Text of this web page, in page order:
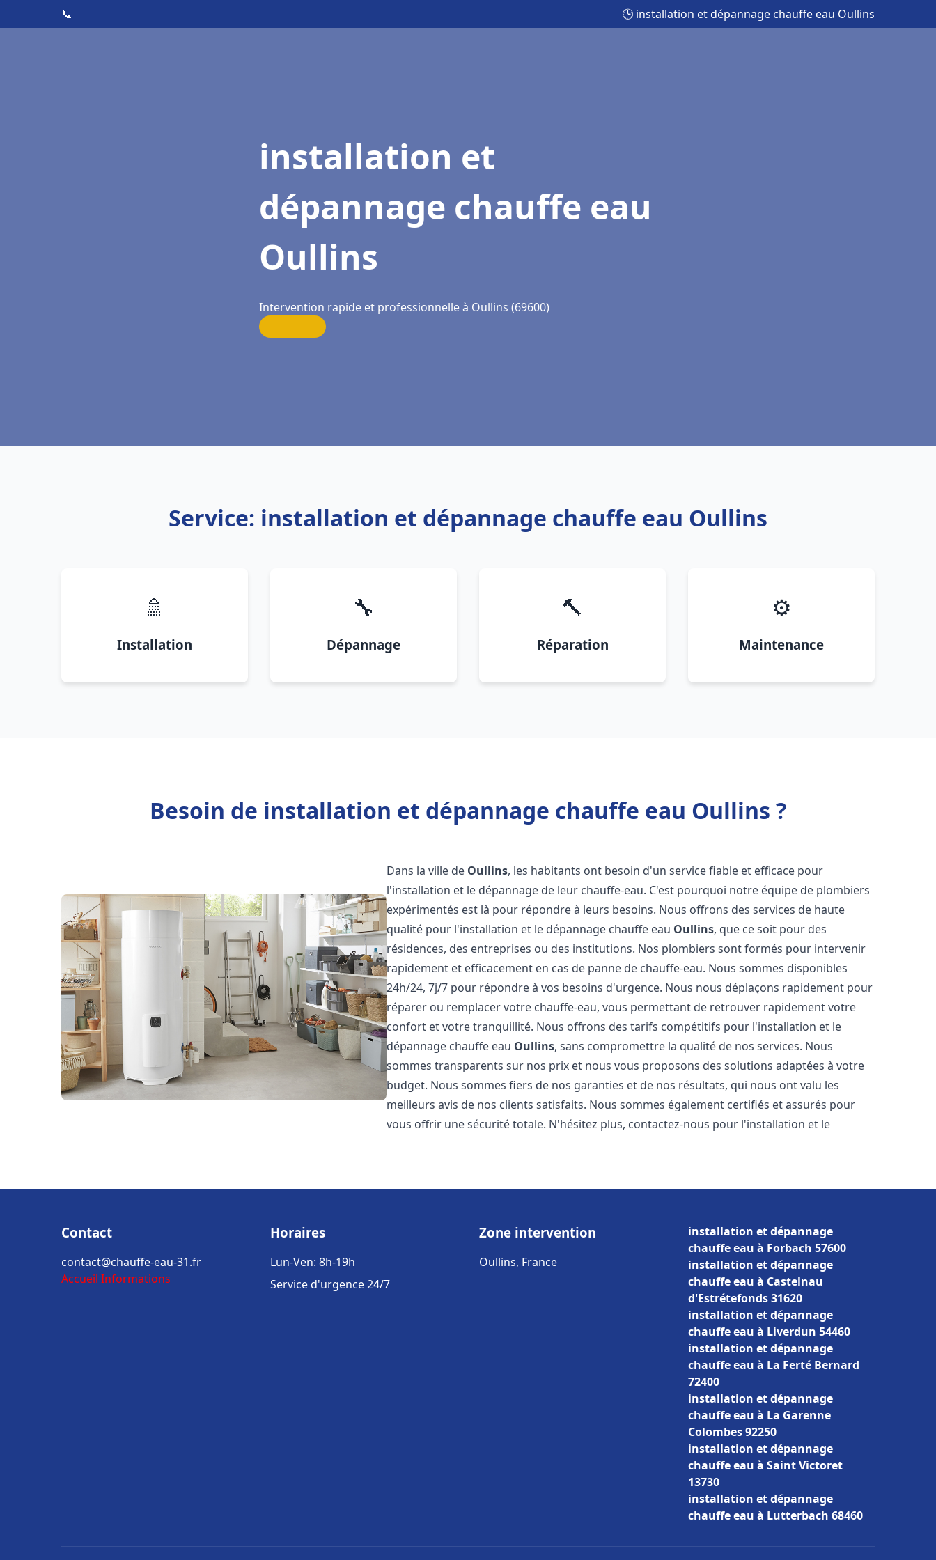
📞 🕒 installation et dépannage chauffe eau Oullins
installation et
dépannage chauffe eau
Oullins
Intervention rapide et professionnelle à Oullins (69600)
Service: installation et dépannage chauffe eau Oullins
🚿
Installation
🔧
Dépannage
🔨
Réparation
⚙️
Maintenance
Besoin de installation et dépannage chauffe eau Oullins ?
Dans la ville de Oullins, les habitants ont besoin d'un service fiable et efficace pour
l'installation et le dépannage de leur chauffe-eau. C'est pourquoi notre équipe de plombiers
expérimentés est là pour répondre à leurs besoins. Nous offrons des services de haute
qualité pour l'installation et le dépannage chauffe eau Oullins, que ce soit pour des
résidences, des entreprises ou des institutions. Nos plombiers sont formés pour intervenir
rapidement et efficacement en cas de panne de chauffe-eau. Nous sommes disponibles
24h/24, 7j/7 pour répondre à vos besoins d'urgence. Nous nous déplaçons rapidement pour
réparer ou remplacer votre chauffe-eau, vous permettant de retrouver rapidement votre
confort et votre tranquillité. Nous offrons des tarifs compétitifs pour l'installation et le
dépannage chauffe eau Oullins, sans compromettre la qualité de nos services. Nous
sommes transparents sur nos prix et nous vous proposons des solutions adaptées à votre
budget. Nous sommes fiers de nos garanties et de nos résultats, qui nous ont valu les
meilleurs avis de nos clients satisfaits. Nous sommes également certifiés et assurés pour
vous offrir une sécurité totale. N'hésitez plus, contactez-nous pour l'installation et le
Contact
contact@chauffe-eau-31.fr
Accueil Informations
Horaires
Lun-Ven: 8h-19h
Service d'urgence 24/7
Zone intervention
Oullins, France
installation et dépannage
chauffe eau à Forbach 57600
installation et dépannage
chauffe eau à Castelnau
d'Estrétefonds 31620
installation et dépannage
chauffe eau à Liverdun 54460
installation et dépannage
chauffe eau à La Ferté Bernard
72400
installation et dépannage
chauffe eau à La Garenne
Colombes 92250
installation et dépannage
chauffe eau à Saint Victoret
13730
installation et dépannage
chauffe eau à Lutterbach 68460